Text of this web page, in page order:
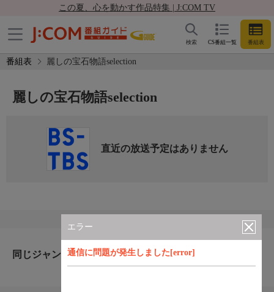
この夏、心を動かす作品特集 | J:COM TV
CS番組一覧 番組表
検索
番組表 麗しの宝石物語selection
エラー
通信に問題が発生しました[error]
麗しの宝石物語selection
直近の放送予定はありません
同じジャンルのおすすめ番組